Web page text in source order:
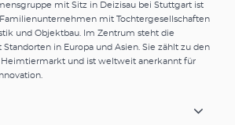
dürfen nicht komplett
sonst verzögert sich die
Zur Teilreinigung sind die
Außenfiltern und die
aus Lavagestein und ist ein reines
mit Sitz in Deizisau bei Stuttgart ist
mit Tochtergesellschaften
und Objektbau. Im Zentrum steht die
in Europa und Asien. Sie zählt zu den
und ist weltweit anerkannt für